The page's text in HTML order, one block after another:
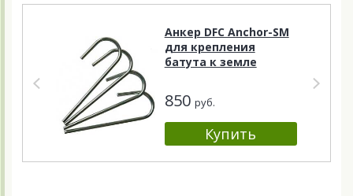
Анкер DFC Anchor-SM
для крепления
батута к земле
850 руб.